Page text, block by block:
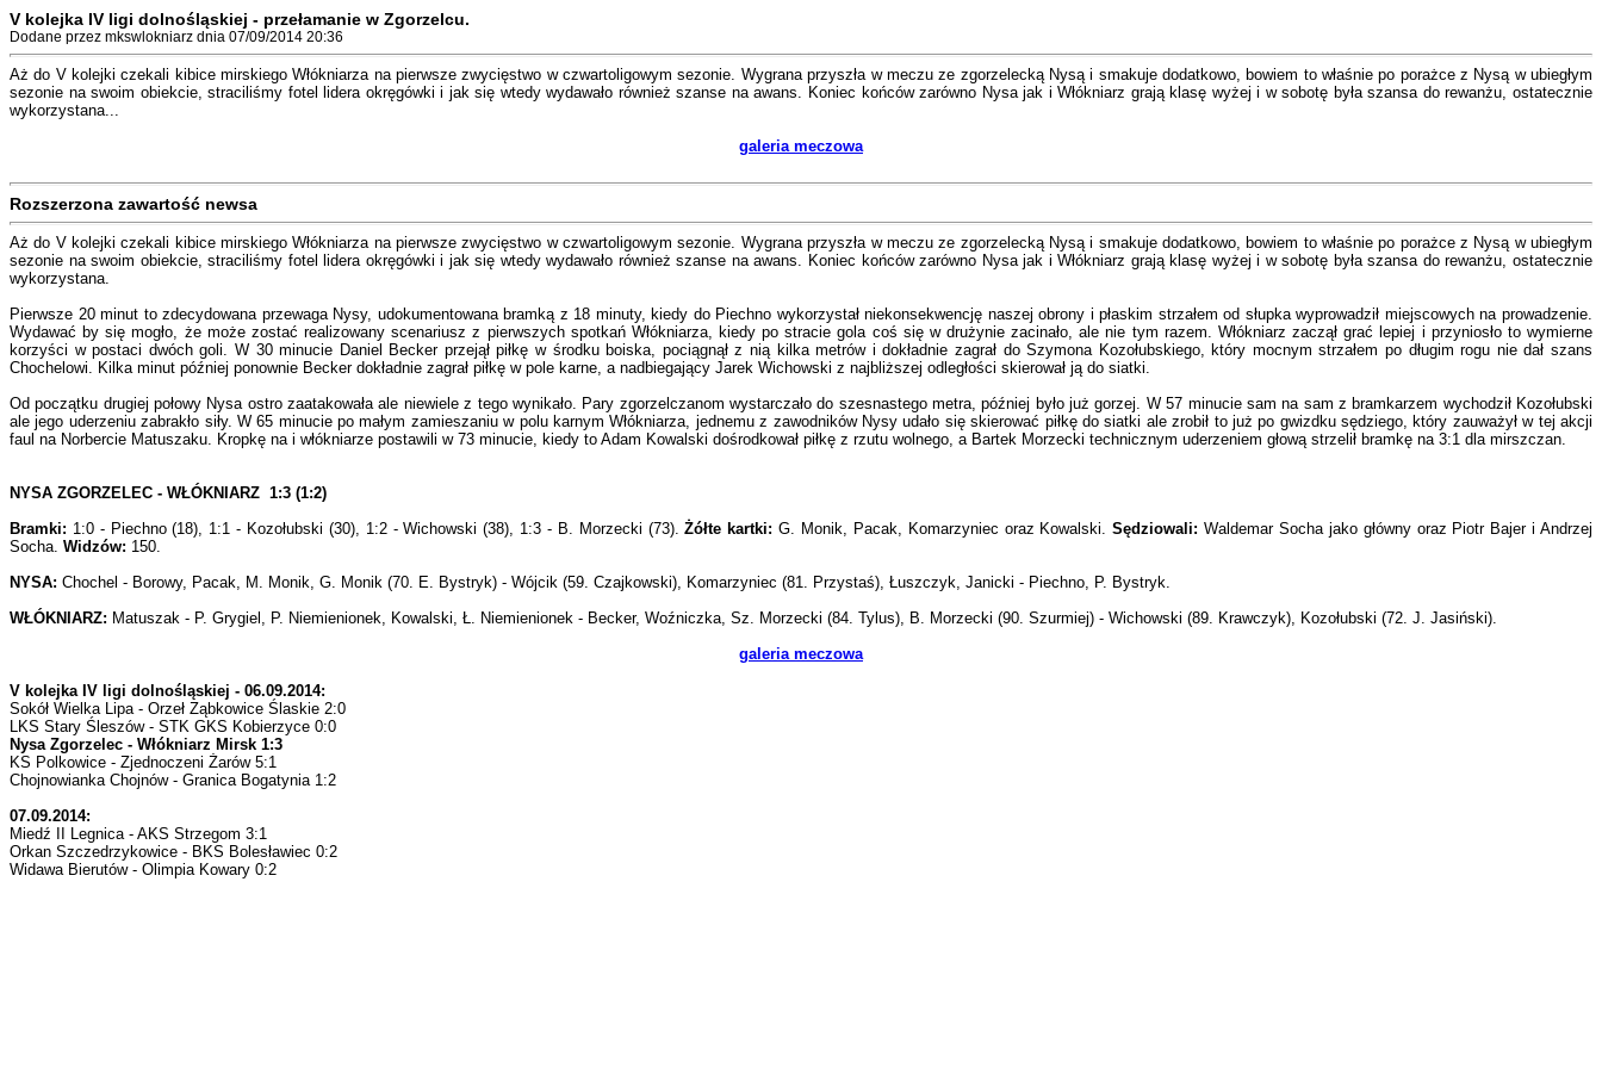
V kolejka IV ligi dolnośląskiej - przełamanie w Zgorzelcu.
Dodane przez mkswlokniarz dnia 07/09/2014 20:36
Aż do V kolejki czekali kibice mirskiego Włókniarza na pierwsze zwycięstwo w czwartoligowym sezonie. Wygrana przyszła w meczu ze zgorzelecką Nysą i smakuje dodatkowo, bowiem to właśnie po porażce z Nysą w ubiegłym
sezonie na swoim obiekcie, straciliśmy fotel lidera okręgówki i jak się wtedy wydawało również szanse na awans. Koniec końców zarówno Nysa jak i Włókniarz grają klasę wyżej i w sobotę była szansa do rewanżu, ostatecznie
wykorzystana...
galeria meczowa
Rozszerzona zawartość newsa
Aż do V kolejki czekali kibice mirskiego Włókniarza na pierwsze zwycięstwo w czwartoligowym sezonie. Wygrana przyszła w meczu ze zgorzelecką Nysą i smakuje dodatkowo, bowiem to właśnie po porażce z Nysą w ubiegłym
sezonie na swoim obiekcie, straciliśmy fotel lidera okręgówki i jak się wtedy wydawało również szanse na awans. Koniec końców zarówno Nysa jak i Włókniarz grają klasę wyżej i w sobotę była szansa do rewanżu, ostatecznie
wykorzystana.
Pierwsze 20 minut to zdecydowana przewaga Nysy, udokumentowana bramką z 18 minuty, kiedy do Piechno wykorzystał niekonsekwencję naszej obrony i płaskim strzałem od słupka wyprowadził miejscowych na prowadzenie.
Wydawać by się mogło, że może zostać realizowany scenariusz z pierwszych spotkań Włókniarza, kiedy po stracie gola coś się w drużynie zacinało, ale nie tym razem. Włókniarz zaczął grać lepiej i przyniosło to wymierne
korzyści w postaci dwóch goli. W 30 minucie Daniel Becker przejął piłkę w środku boiska, pociągnął z nią kilka metrów i dokładnie zagrał do Szymona Kozołubskiego, który mocnym strzałem po długim rogu nie dał szans
Chochelowi. Kilka minut później ponownie Becker dokładnie zagrał piłkę w pole karne, a nadbiegający Jarek Wichowski z najbliższej odległości skierował ją do siatki.
Od początku drugiej połowy Nysa ostro zaatakowała ale niewiele z tego wynikało. Pary zgorzelczanom wystarczało do szesnastego metra, później było już gorzej. W 57 minucie sam na sam z bramkarzem wychodził Kozołubski
ale jego uderzeniu zabrakło siły. W 65 minucie po małym zamieszaniu w polu karnym Włókniarza, jednemu z zawodników Nysy udało się skierować piłkę do siatki ale zrobił to już po gwizdku sędziego, który zauważył w tej akcji
faul na Norbercie Matuszaku. Kropkę na i włókniarze postawili w 73 minucie, kiedy to Adam Kowalski dośrodkował piłkę z rzutu wolnego, a Bartek Morzecki technicznym uderzeniem głową strzelił bramkę na 3:1 dla mirszczan.
NYSA ZGORZELEC - WŁÓKNIARZ 1:3 (1:2)
Bramki: 1:0 - Piechno (18), 1:1 - Kozołubski (30), 1:2 - Wichowski (38), 1:3 - B. Morzecki (73).Żółte kartki: G. Monik, Pacak, Komarzyniec oraz Kowalski.Sędziowali:Waldemar Socha jako główny oraz Piotr Bajer i Andrzej
Socha. Widzów: 150.
NYSA: Chochel - Borowy, Pacak, M. Monik, G. Monik (70. E. Bystryk) - Wójcik (59. Czajkowski), Komarzyniec (81. Przystaś), Łuszczyk, Janicki - Piechno, P. Bystryk.
WŁÓKNIARZ: Matuszak - P. Grygiel, P. Niemienionek, Kowalski, Ł. Niemienionek - Becker, Woźniczka, Sz. Morzecki (84. Tylus), B. Morzecki (90. Szurmiej) - Wichowski (89. Krawczyk), Kozołubski (72. J. Jasiński).
galeria meczowa
V kolejka IV ligi dolnośląskiej - 06.09.2014:
Sokół Wielka Lipa - Orzeł Ząbkowice Ślaskie 2:0
LKS Stary Śleszów - STK GKS Kobierzyce 0:0
Nysa Zgorzelec - Włókniarz Mirsk 1:3
KS Polkowice - Zjednoczeni Żarów 5:1
Chojnowianka Chojnów - Granica Bogatynia 1:2
07.09.2014:
Miedź II Legnica - AKS Strzegom 3:1
Orkan Szczedrzykowice - BKS Bolesławiec 0:2
Widawa Bierutów - Olimpia Kowary 0:2